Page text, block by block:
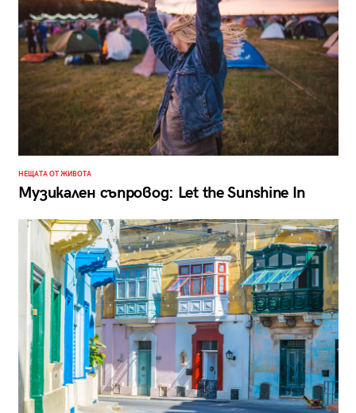
НЕЩАТА ОТ ЖИВОТА
Музикален съпровод: Let the Sunshine In